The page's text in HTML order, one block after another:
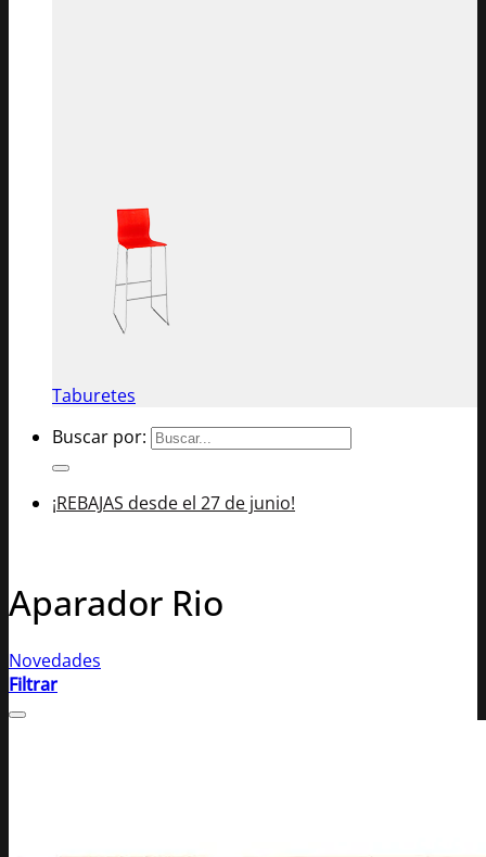
Taburetes
Buscar por:
¡REBAJAS desde el 27 de junio!
Aparador Rio
Novedades
Filtrar